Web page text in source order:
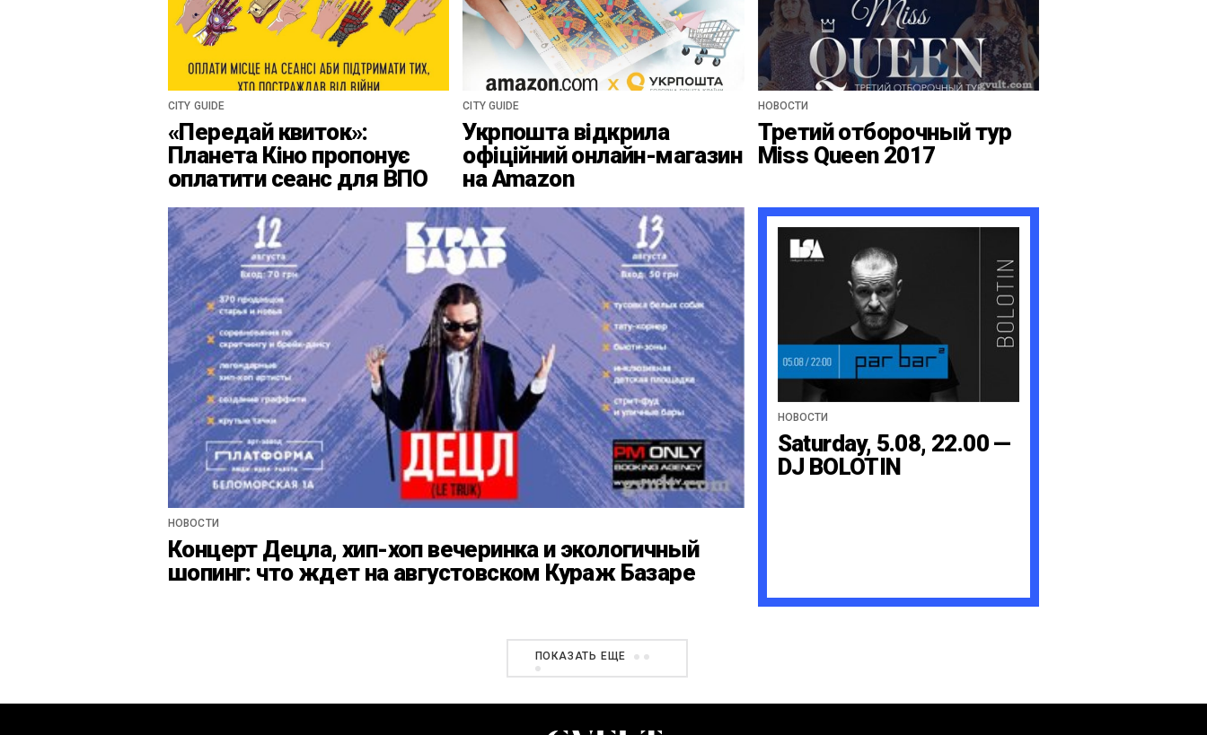
CITY GUIDE
«Передай квиток»:
Планета Кіно пропонує
оплатити сеанс для ВПО
CITY GUIDE
Укрпошта відкрила
офіційний онлайн-магазин
на Amazon
НОВОСТИ
Третий отборочный тур
Miss Queen 2017
НОВОСТИ
Концерт Децла, хип-хоп вечеринка и экологичный
шопинг: что ждет на августовском Кураж Базаре
НОВОСТИ
Saturday, 5.08, 22.00 —
DJ BOLOTIN
ПОКАЗАТЬ ЕЩЕ